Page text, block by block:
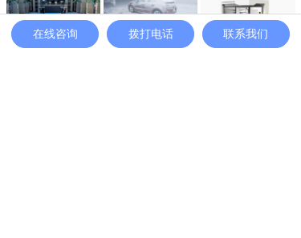
移动式真冰
冰雪实验室
冰雪摩擦实
在线咨询 拨打电话 联系我们